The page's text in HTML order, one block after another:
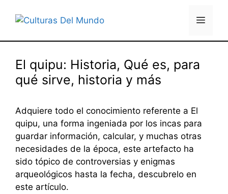
Menú
El quipu: Historia, Qué es, para
qué sirve, historia y más
Adquiere todo el conocimiento referente a El
quipu, una forma ingeniada por los incas para
guardar información, calcular, y muchas otras
necesidades de la época, este artefacto ha
sido tópico de controversias y enigmas
arqueológicos hasta la fecha, descubrelo en
este artículo.